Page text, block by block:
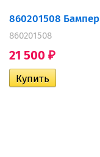
860201508 Бампер
860201508
21 500 ₽